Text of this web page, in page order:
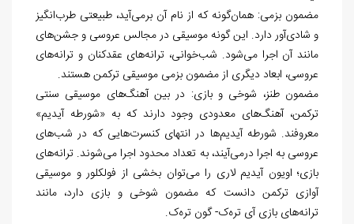
مضمون بزمی: همان‌گونه که از نام آن برمی‌آید، طبیعتی طرب‌انگیز
و شادی‌آور دارد. این گونه موسیقی در مجالس عروسی و جشن‌های
مانند آن اجرا می‌شود. شب‌خوانی، ترانه‌های عقدکنان و ترانه‌های
عروسی، ابعاد دیگری از مضمون بزمی موسیقی ترکمن هستند.
مضمون طنز، شوخی و بازی: در بین آهنگ‌های موسیقی سنتی
ترکمن، آهنگ‌های معدودی وجود دارند که به «شورطه آیدیم»
معروفند. شورطه آیدیم‌ها در انتهای کنسرت‌هایی که در شب‌های
عروسی به اجرا درمی‌آیند، به تعداد محدود اجرا می‌شوند. ترانه‌های
بازی؛ اویون آیدیم لاری را می‌توان بخشی از فولکلور و موسیقی
آوازی ترکمن دانست که مضمون شوخی و بازی دارد، مانند
ترانه‌های بازی آی تره‌ک- گون تره‌ک.